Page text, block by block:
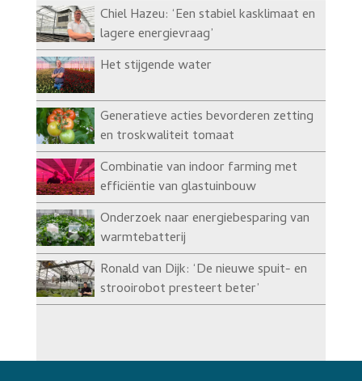
Chiel Hazeu: ‘Een stabiel kasklimaat en
lagere energievraag’
Het stijgende water
Generatieve acties bevorderen zetting
en troskwaliteit tomaat
Combinatie van indoor farming met
efficiëntie van glastuinbouw
Onderzoek naar energiebesparing van
warmtebatterij
Ronald van Dijk: ‘De nieuwe spuit- en
strooirobot presteert beter’